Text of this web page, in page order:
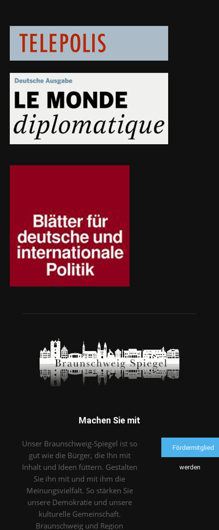
Machen Sie mit
Unser Braunschweig-Spiegel ist so
gut wie die Bürger, die Ihn mit
Inhalt und Ideen füttern. Gestalten
Sie ihn mit und mit ihm die
Meinungsvielfalt. So stärken Sie
unsere Demokratie und unsere
kulturelle Gemeinschaft.
Braunschweig und Region
Fördermitglied
werden